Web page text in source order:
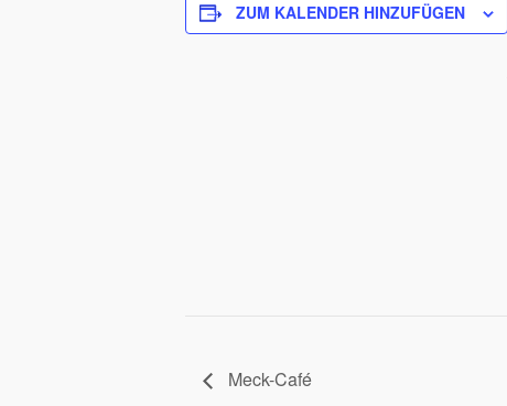
ZUM KALENDER HINZUFÜGEN
Meck-Café